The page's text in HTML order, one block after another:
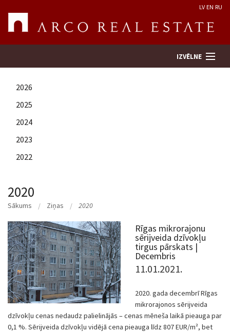
LV EN RU
IZVĒLNE
Meklēt īpašumu
Uzņēmums
Kontakti
2026
2025
2024
2023
2022
2020
Sākums Ziņas 2020
Rīgas mikrorajonu
sērijveida dzīvokļu
tirgus pārskats |
Decembris
11.01.2021.
2020. gada decembrī Rīgas
mikrorajonos sērijveida
dzīvokļu cenas nedaudz palielinājās – cenas mēneša laikā pieauga par
0,1 %. Sērijveida dzīvokļu vidējā cena pieauga līdz 807 EUR/m², bet